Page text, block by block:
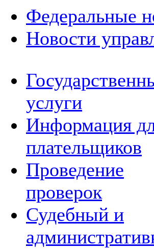
Федеральные
Новости
услуги
Информация
плательщиков
Проведение
проверок
Судебный и